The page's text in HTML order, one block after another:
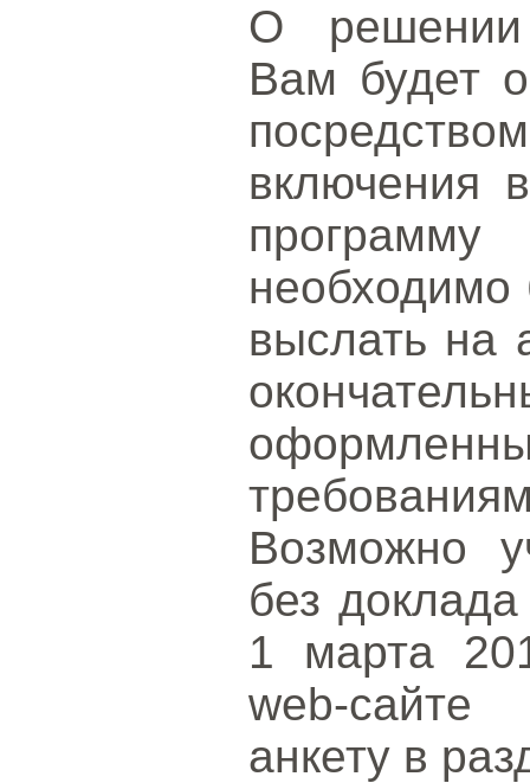
О решении
Вам будет
включения
выслать на
Возможно
без
1 марта
web-сайте
анкету в